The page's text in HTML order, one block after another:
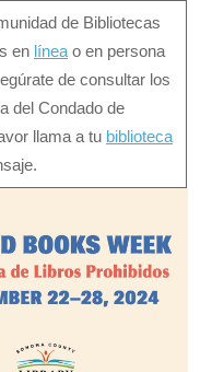
de Bibliotecas
en línea o en persona
de consultar los
del Condado de
llama a tu biblioteca